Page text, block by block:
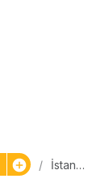
İstanb